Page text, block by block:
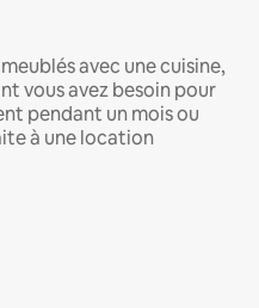
avec une cuisine,
vous avez besoin pour
pendant un mois ou
à une location